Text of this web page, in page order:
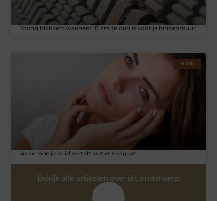
Ytong blokken: wanneer 10 cm te dun is voor je binnenmuur
BLOG
Acne: hoe je huid vertelt wat er misgaat
Bekijk alle artikelen over dit onderwerp